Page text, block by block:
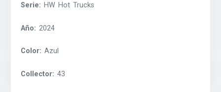
Serie: HW Hot Trucks
Año: 2024
Color: Azul
Collector: 43